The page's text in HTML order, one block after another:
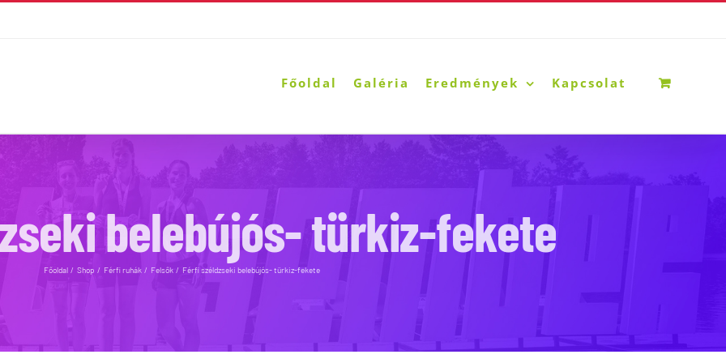
Főoldal Galéria Eredmények Kapcsolat
belebújós- türkiz-fekete
Főoldal Shop Férfi ruhák Felsők Férfi széldzseki belebújós- türkiz-fekete